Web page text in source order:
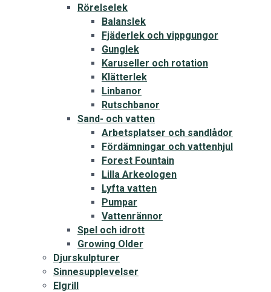
Rörelselek
Balanslek
Fjäderlek och vippgungor
Gunglek
Karuseller och rotation
Klätterlek
Linbanor
Rutschbanor
Sand- och vatten
Arbetsplatser och sandlådor
Fördämningar och vattenhjul
Forest Fountain
Lilla Arkeologen
Lyfta vatten
Pumpar
Vattenrännor
Spel och idrott
Growing Older
Djurskulpturer
Sinnesupplevelser
Elgrill